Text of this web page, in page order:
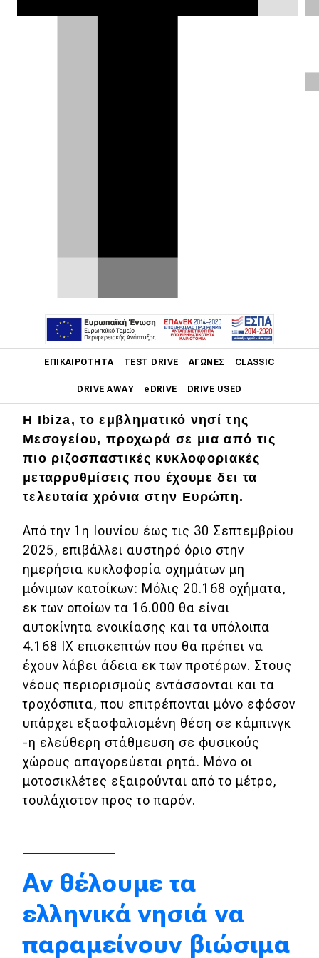
ΕΠΙΚΑΙΡΌΤΗΤΑ TEST DRIVE ΑΓΏΝΕΣ CLASSIC
DRIVE AWAY eDRIVE DRIVE USED
Main navigation
Επικαιρότητα
Νέα μοντέλα
Πρωτότυπα
Ελλάδα
Κόσμος
Τεχνολογία
Ασφάλεια
Αγορά
Απόψεις
Test Drive
Δοκιμή
Αποστολή
Συγκρίνουμε
Αγώνες
Formula 1
WRC
Motorsport
Η Ibiza, το εμβληματικό νησί της
Μεσογείου, προχωρά σε μια από τις
πιο ριζοσπαστικές κυκλοφοριακές
μεταρρυθμίσεις που έχουμε δει τα
τελευταία χρόνια στην Ευρώπη.
Από την 1η Ιουνίου έως τις 30 Σεπτεμβρίου
2025, επιβάλλει αυστηρό όριο στην
ημερήσια κυκλοφορία οχημάτων μη
μόνιμων κατοίκων: Mόλις 20.168 οχήματα,
εκ των οποίων τα 16.000 θα είναι
αυτοκίνητα ενοικίασης και τα υπόλοιπα
4.168 IX επισκεπτών που θα πρέπει να
έχουν λάβει άδεια εκ των προτέρων. Στους
νέους περιορισμούς εντάσσονται και τα
τροχόσπιτα, που επιτρέπονται μόνο εφόσον
υπάρχει εξασφαλισμένη θέση σε κάμπινγκ
-η ελεύθερη στάθμευση σε φυσικούς
χώρους απαγορεύεται ρητά. Μόνο οι
μοτοσικλέτες εξαιρούνται από το μέτρο,
τουλάχιστον προς το παρόν.
Αν θέλουμε τα
ελληνικά νησιά να
παραμείνουν βιώσιμα